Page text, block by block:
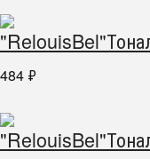
484 ₽